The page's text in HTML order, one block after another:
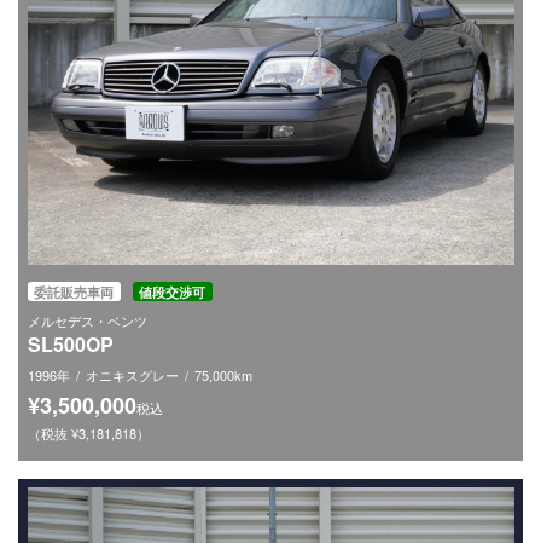
委託販売車両 値段交渉可
メルセデス・ベンツ
SL500OP
1996年 オニキスグレー 75,000km
¥3,500,000税込
（税抜 ¥3,181,818）